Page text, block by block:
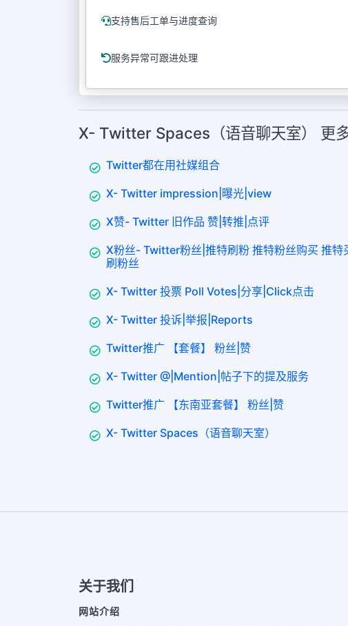
支持售后工单与进度查询
服务异常可跟进处理
X- Twitter Spaces（语音聊天室） 更
Twitter都在用社媒组合
X- Twitter impression|曝光|view
X赞- Twitter 旧作品 赞|转推|点评
X粉丝- Twitter粉丝|推特刷粉 推特粉丝购买 推特
刷粉丝
X- Twitter 投票 Poll Votes|分享|Click点击
X- Twitter 投诉|举报|Reports
Twitter推广 【套餐】 粉丝|赞
X- Twitter @|Mention|帖子下的提及服务
Twitter推广 【东南亚套餐】 粉丝|赞
X- Twitter Spaces（语音聊天室）
关于我们
网站介绍